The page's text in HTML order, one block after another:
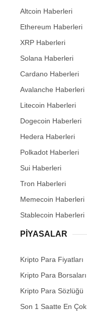
Altcoin Haberleri
Ethereum Haberleri
XRP Haberleri
Solana Haberleri
Cardano Haberleri
Avalanche Haberleri
Litecoin Haberleri
Dogecoin Haberleri
Hedera Haberleri
Polkadot Haberleri
Sui Haberleri
Tron Haberleri
Memecoin Haberleri
Stablecoin Haberleri
PIYASALAR
Kripto Para Fiyatları
Kripto Para Borsaları
Kripto Para Sözlüğü
Son 1 Saatte En